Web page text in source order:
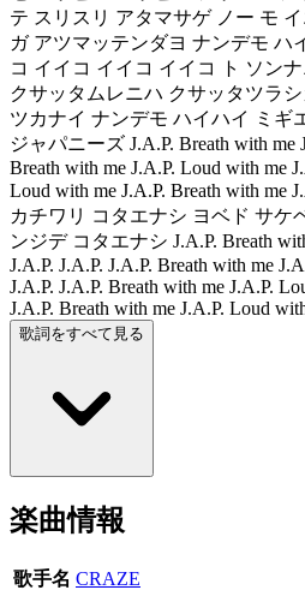
テ スリスリ アタマサゲ ノー モ
ガ アツマッテンダヨ ナンデモ ハ
コ イイコ イイコ イイコ ト ソン
クサッタムレニハ クサッタツラ
ツカナイ ナンデモ ハイハイ ミギ
ジャパニーズ J.A.P. Breath with me
Breath with me J.A.P. Loud with me
Loud with me J.A.P. Breath with me
カチワリ コタエナシ ヨベド サケ
ンジデ コタエナシ J.A.P. Breath
J.A.P. J.A.P. J.A.P. Breath with me
J.A.P. J.A.P. Breath with me J.A.P.
J.A.P. Breath with me J.A.P. Loud
歌詞をすべて見る
楽曲情報
歌手名 CRAZE